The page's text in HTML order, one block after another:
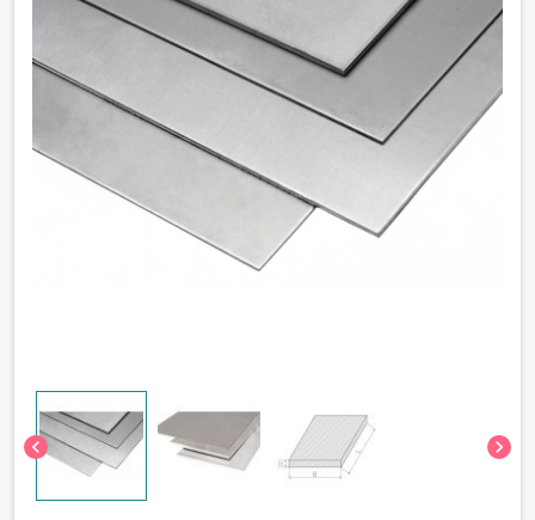
chevron_left chevron_right